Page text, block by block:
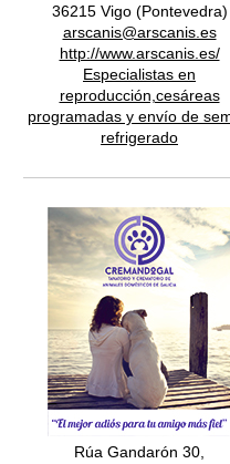
36215 Vigo (Pontevedra)
arscanis@arscanis.es
http://www.arscanis.es/
Especialistas en
reproducción,cesáreas
programadas y envío de
refrigerado
Rúa Gandarón 30,